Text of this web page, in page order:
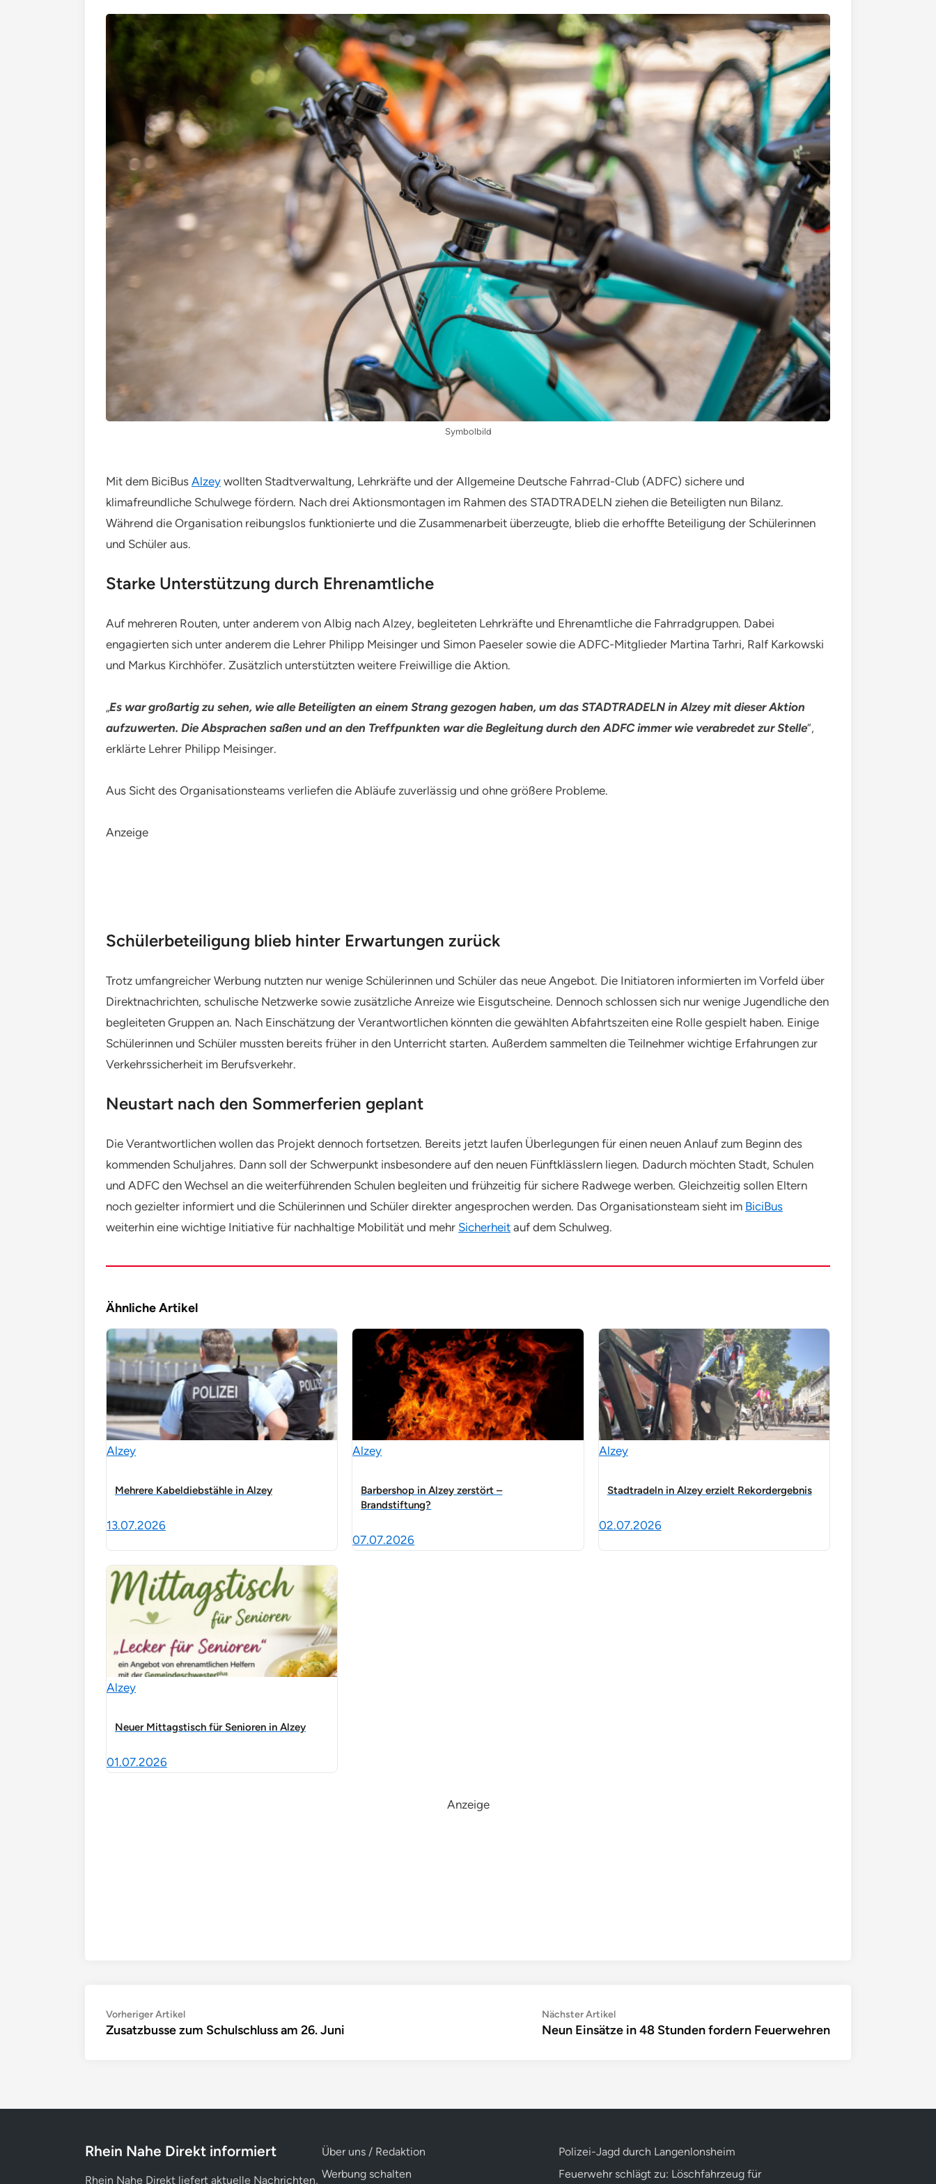
Symbolbild
Mit dem BiciBus Alzey wollten Stadtverwaltung, Lehrkräfte und der Allgemeine Deutsche Fahrrad-Club (ADFC) sichere und
klimafreundliche Schulwege fördern. Nach drei Aktionsmontagen im Rahmen des STADTRADELN ziehen die Beteiligten nun Bilanz.
Während die Organisation reibungslos funktionierte und die Zusammenarbeit überzeugte, blieb die erhoffte Beteiligung der Schülerinnen
und Schüler aus.
Starke Unterstützung durch Ehrenamtliche
Auf mehreren Routen, unter anderem von Albig nach Alzey, begleiteten Lehrkräfte und Ehrenamtliche die Fahrradgruppen. Dabei
engagierten sich unter anderem die Lehrer Philipp Meisinger und Simon Paeseler sowie die ADFC-Mitglieder Martina Tarhri, Ralf Karkowski
und Markus Kirchhöfer. Zusätzlich unterstützten weitere Freiwillige die Aktion.
„Es war großartig zu sehen, wie alle Beteiligten an einem Strang gezogen haben, um das STADTRADELN in Alzey mit dieser Aktion
aufzuwerten. Die Absprachen saßen und an den Treffpunkten war die Begleitung durch den ADFC immer wie verabredet zur Stelle“,
erklärte Lehrer Philipp Meisinger.
Aus Sicht des Organisationsteams verliefen die Abläufe zuverlässig und ohne größere Probleme.
Anzeige
Schülerbeteiligung blieb hinter Erwartungen zurück
Trotz umfangreicher Werbung nutzten nur wenige Schülerinnen und Schüler das neue Angebot. Die Initiatoren informierten im Vorfeld über
Direktnachrichten, schulische Netzwerke sowie zusätzliche Anreize wie Eisgutscheine. Dennoch schlossen sich nur wenige Jugendliche den
begleiteten Gruppen an. Nach Einschätzung der Verantwortlichen könnten die gewählten Abfahrtszeiten eine Rolle gespielt haben. Einige
Schülerinnen und Schüler mussten bereits früher in den Unterricht starten. Außerdem sammelten die Teilnehmer wichtige Erfahrungen zur
Verkehrssicherheit im Berufsverkehr.
Neustart nach den Sommerferien geplant
Die Verantwortlichen wollen das Projekt dennoch fortsetzen. Bereits jetzt laufen Überlegungen für einen neuen Anlauf zum Beginn des
kommenden Schuljahres. Dann soll der Schwerpunkt insbesondere auf den neuen Fünftklässlern liegen. Dadurch möchten Stadt, Schulen
und ADFC den Wechsel an die weiterführenden Schulen begleiten und frühzeitig für sichere Radwege werben. Gleichzeitig sollen Eltern
noch gezielter informiert und die Schülerinnen und Schüler direkter angesprochen werden. Das Organisationsteam sieht im BiciBus
weiterhin eine wichtige Initiative für nachhaltige Mobilität und mehr Sicherheit auf dem Schulweg.
Ähnliche Artikel
Alzey
Mehrere Kabeldiebstähle in Alzey
13.07.2026
Alzey
Barbershop in Alzey zerstört –
Brandstiftung?
07.07.2026
Alzey
Stadtradeln in Alzey erzielt Rekordergebnis
02.07.2026
Alzey
Neuer Mittagstisch für Senioren in Alzey
01.07.2026
Anzeige
Beitragsnavigation
Vorheriger ArtikelVorheriger
Artikel:
Zusatzbusse zum Schulschluss am 26. Juni
Nächster ArtikelNächster
Artikel:
Neun Einsätze in 48 Stunden fordern Feuerwehren
Rhein Nahe Direkt informiert
Rhein Nahe Direkt liefert aktuelle Nachrichten,
Über uns / Redaktion
Werbung schalten
Polizei-Jagd durch Langenlonsheim
Feuerwehr schlägt zu: Löschfahrzeug für